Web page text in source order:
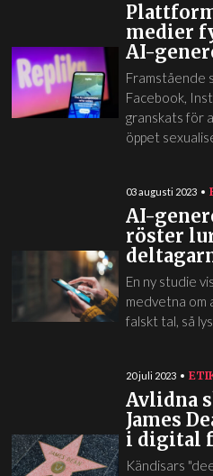
medier
AI-
Framstående
Facebook,
granskats för
öppet
03 augusti 2023
AI-
röster
En ny studie
medvetna om
falskt tal, så
20 juli 2023
Avlidna
James
i digital
Kändisars